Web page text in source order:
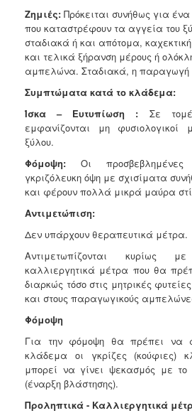
ΤΟΠΟΣ
ΠΟΛΙΤΙΣΜΟΣ
ΑΝΘΕΚΤΙΚΗ
Ζημιές: Πρόκειται συνήθως για
που καταστρέφουν τα αγγεία του
σταδιακά ή και απότομα,
και τελικά ξήρανση μέρους ή
αμπελώνα. Σταδιακά, η παραγωγή
Συμπτώματα κατά το κλάδεμα:
Ίσκα – Ευτυπίωση : Σε
εμφανίζονται μη φυσιολογικοί
ξύλου.
Φόμοψη: Οι
γκριζόλευκη όψη με σχισίματα
και φέρουν πολλά μικρά μαύρα
Αντιμετώπιση:
Δεν υπάρχουν θεραπευτικά μέτρα.
Αντιμετωπίζονται κυρίως
καλλιεργητικά μέτρα που θα
διαρκώς τόσο στις μητρικές
και στους παραγωγικούς
Φόμοψη
Για την φόμοψη θα πρέπει να
κλάδεμα οι γκρίζες (κούφιες)
μπορεί να γίνει ψεκασμός με
(έναρξη βλάστησης).
Προληπτικά - Καλλιεργητικά